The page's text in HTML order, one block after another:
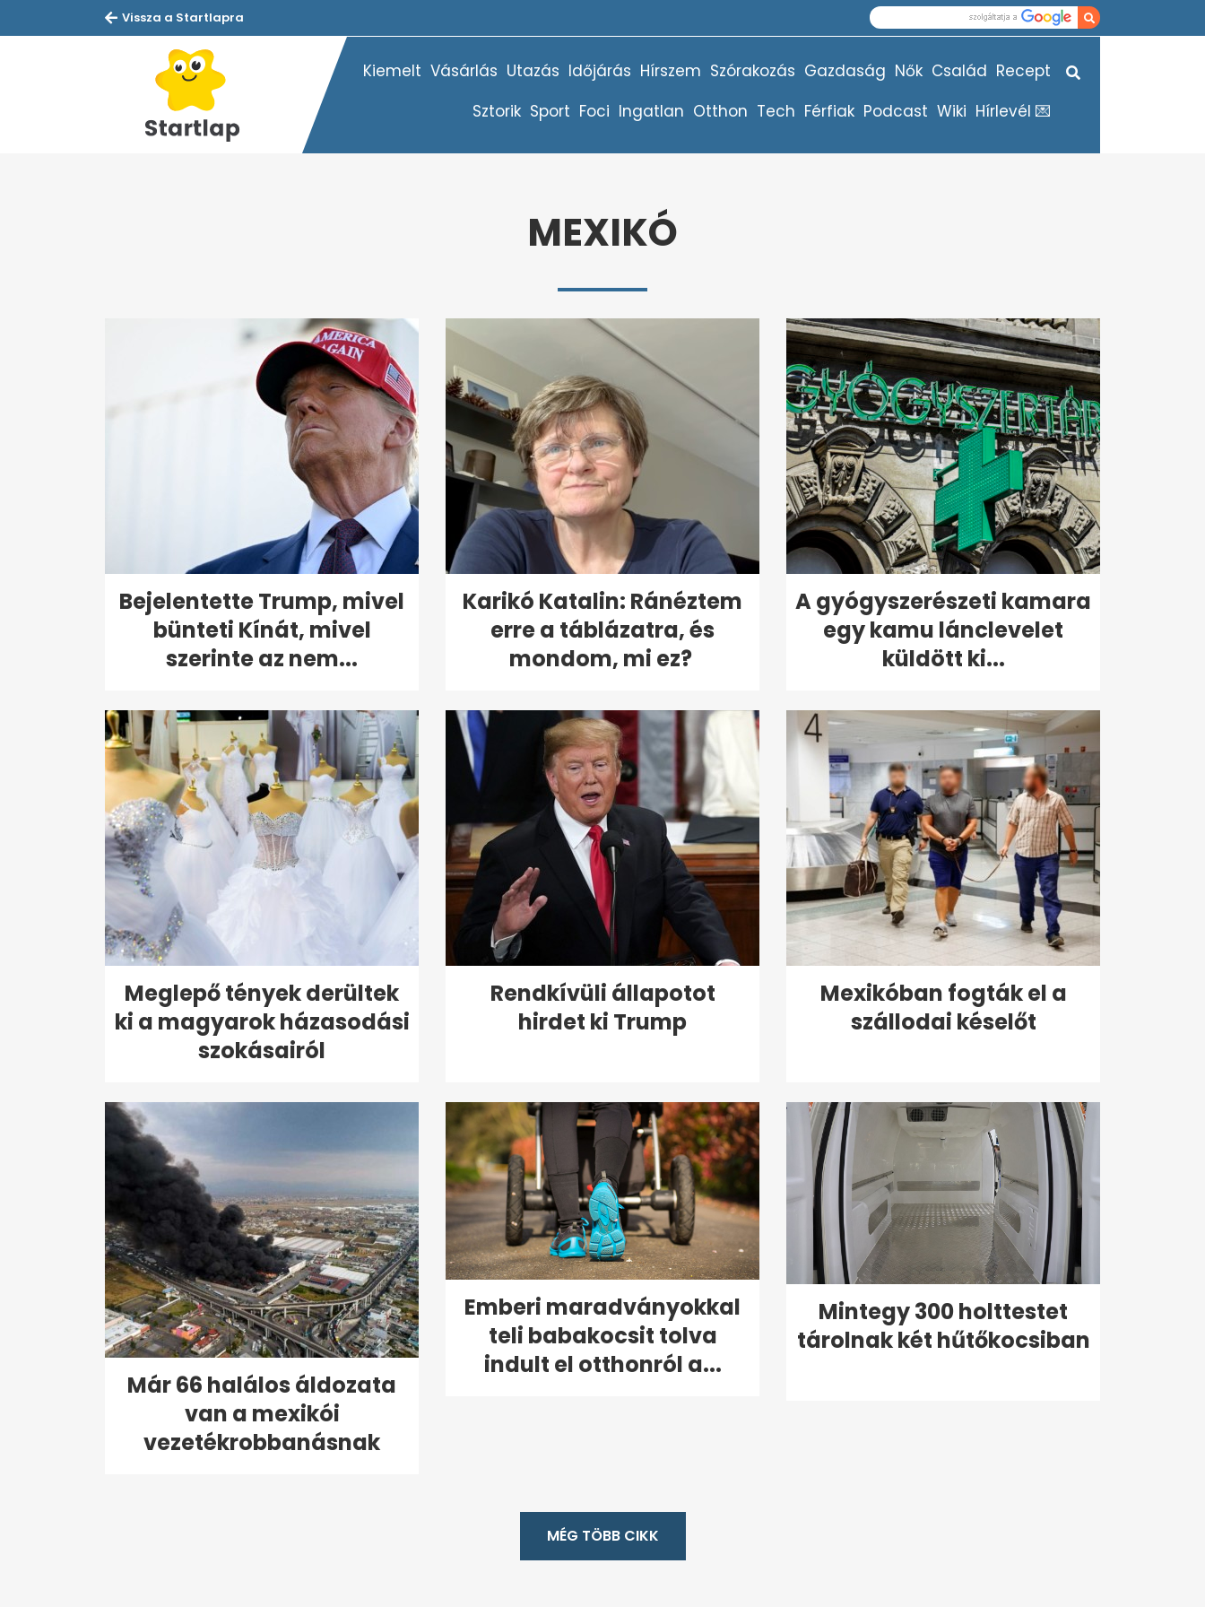
Vissza a Startlapra
Kiemelt Vásárlás Utazás Időjárás Hírszem Szórakozás Gazdaság Nők Család Recept
Sztorik Sport Foci Ingatlan Otthon Tech Férfiak Podcast Wiki Hírlevél 💌
MEXIKÓ
Bejelentette Trump, mivel
bünteti Kínát, mivel
szerinte az nem...
Karikó Katalin: Ránéztem
erre a táblázatra, és
mondom, mi ez?
A gyógyszerészeti kamara
egy kamu lánclevelet
küldött ki...
Meglepő tények derültek
ki a magyarok házasodási
szokásairól
Rendkívüli állapotot
hirdet ki Trump
Mexikóban fogták el a
szállodai késelőt
Már 66 halálos áldozata
van a mexikói
vezetékrobbanásnak
Emberi maradványokkal
teli babakocsit tolva
indult el otthonról a...
Mintegy 300 holttestet
tárolnak két hűtőkocsiban
MÉG TÖBB CIKK